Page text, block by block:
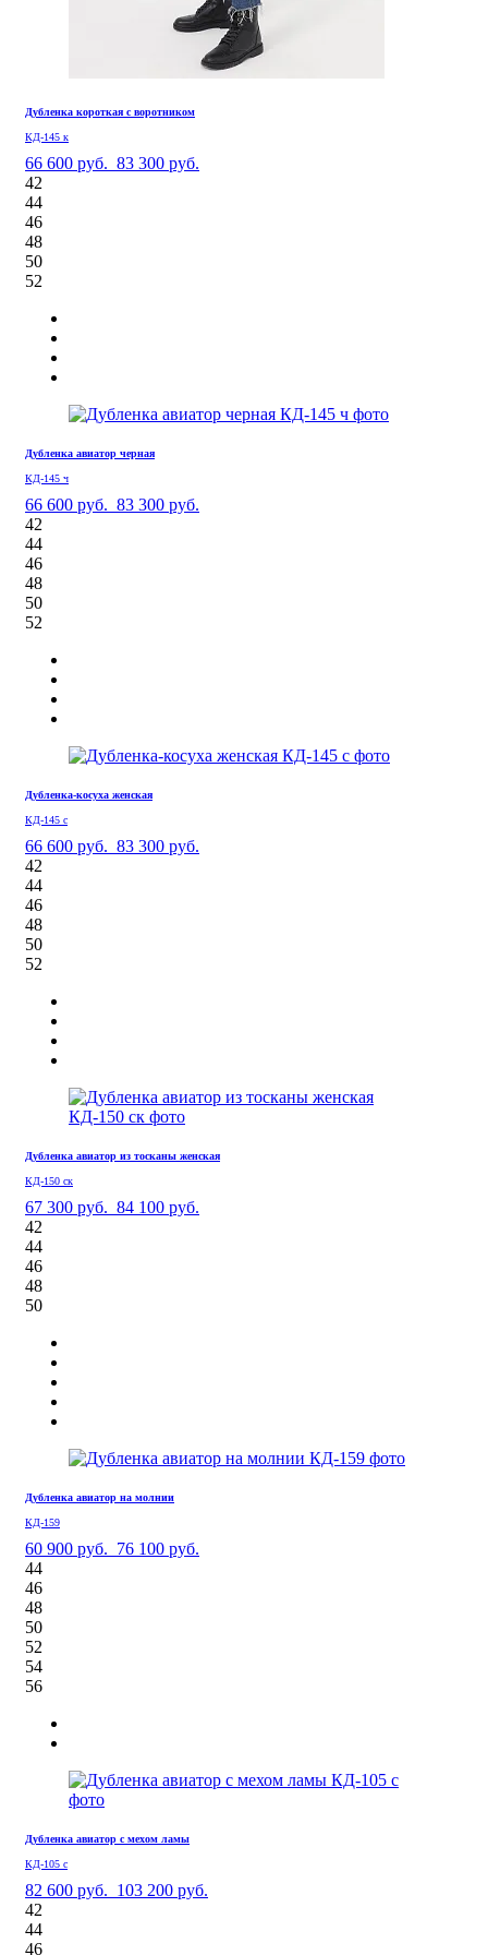
Дубленка короткая с воротником
КД-145 к
66 600 руб. 83 300 руб.
42
44
46
48
50
52
Дубленка авиатор черная
КД-145 ч
66 600 руб. 83 300 руб.
42
44
46
48
50
52
Дубленка-косуха женская
КД-145 с
66 600 руб. 83 300 руб.
42
44
46
48
50
52
Дубленка авиатор из тосканы женская
КД-150 ск
67 300 руб. 84 100 руб.
42
44
46
48
50
Дубленка авиатор на молнии
КД-159
60 900 руб. 76 100 руб.
44
46
48
50
52
54
56
Дубленка авиатор с мехом ламы
КД-105 с
82 600 руб. 103 200 руб.
42
44
46